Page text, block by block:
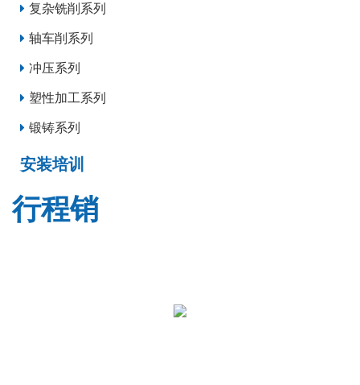
复杂铣削系列
轴车削系列
冲压系列
塑性加工系列
锻铸系列
安装培训
行程销